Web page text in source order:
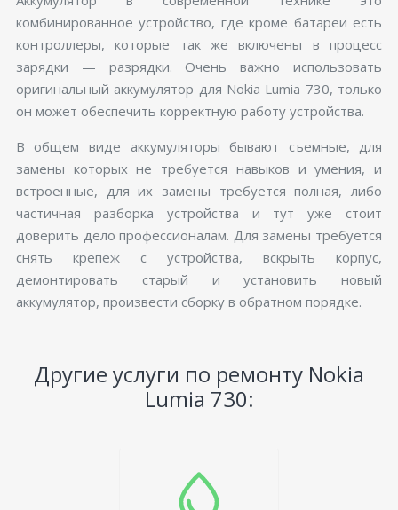
комбинированное устройство, где кроме батареи есть
контроллеры, которые так же включены в процесс
зарядки — разрядки. Очень важно использовать
оригинальный аккумулятор для Nokia Lumia 730, только
он может обеспечить корректную работу устройства.
В общем виде аккумуляторы бывают съемные, для
замены которых не требуется навыков и умения, и
встроенные, для их замены требуется полная, либо
частичная разборка устройства и тут уже стоит
доверить дело профессионалам. Для замены требуется
снять крепеж с устройства, вскрыть корпус,
демонтировать старый и установить новый
аккумулятор, произвести сборку в обратном порядке.
Другие услуги по ремонту Nokia
Lumia 730: